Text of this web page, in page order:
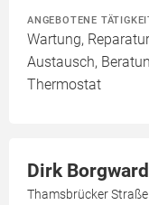
ANGEBOTENE
Wartung,
Austausch,
Thermostat
Dirk
Thamsbrücker